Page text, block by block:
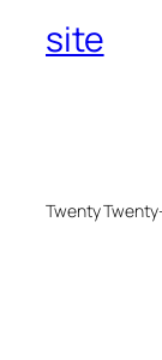
site
Twenty